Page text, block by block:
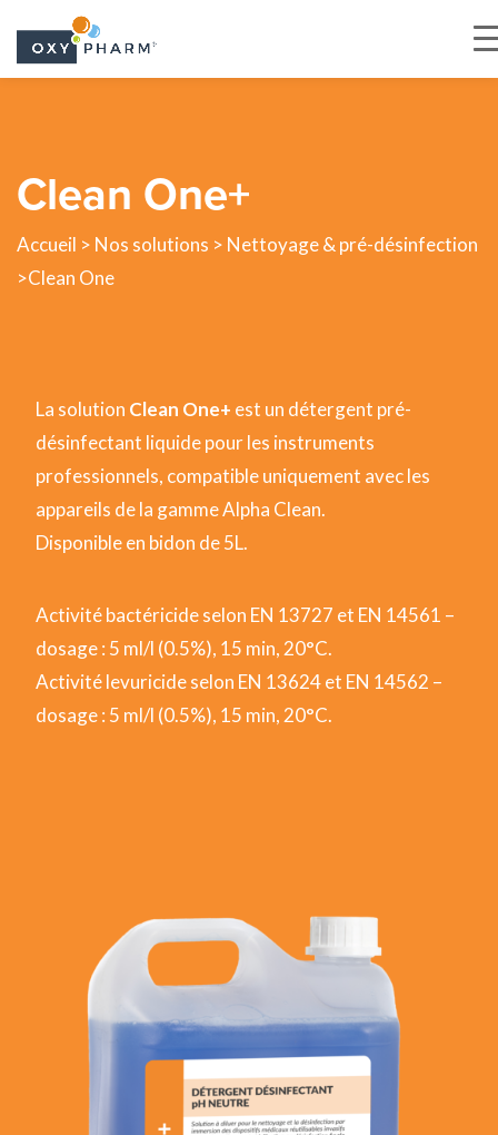
content
Clean One+
Accueil > Nos solutions > Nettoyage & pré-désinfection
>Clean One
La solution Clean One+ est un détergent pré-
désinfectant liquide pour les instruments
professionnels, compatible uniquement avec les
appareils de la gamme Alpha Clean.
Disponible en bidon de 5L.
Activité bactéricide selon EN 13727 et EN 14561 –
dosage : 5 ml/l (0.5%), 15 min, 20°C.
Activité levuricide selon EN 13624 et EN 14562 –
dosage : 5 ml/l (0.5%), 15 min, 20°C.